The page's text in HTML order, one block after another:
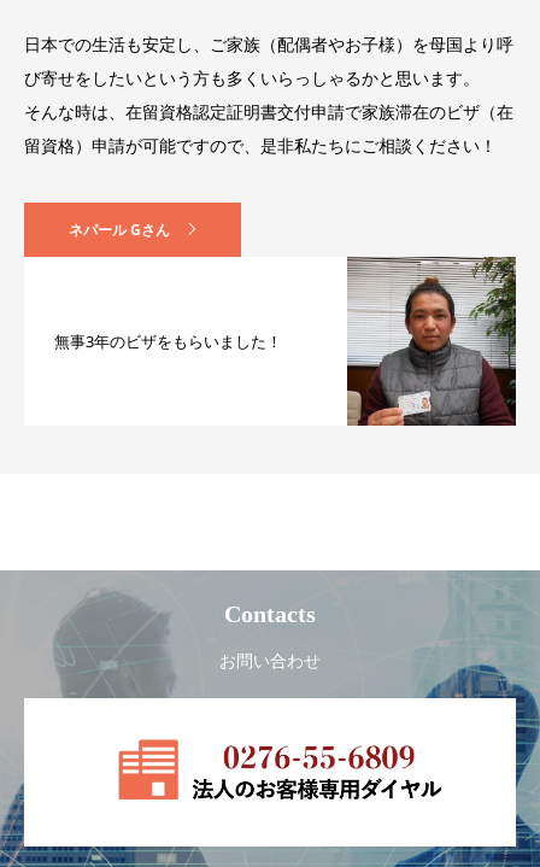
日本での生活も安定し、ご家族（配偶者やお子様）を母国より呼
び寄せをしたいという方も多くいらっしゃるかと思います。
そんな時は、在留資格認定証明書交付申請で家族滞在のビザ（在
留資格）申請が可能ですので、是非私たちにご相談ください！
ネパール Gさん
無事3年のビザをもらいました！
Contacts
お問い合わせ